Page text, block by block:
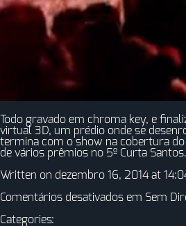
Todo gravado em chroma key, e
virtual 3D, um prédio onde se
termina com o show na cobertura do
de vários prêmios no 5º Curta Santos.
Written on dezembro 16, 2014 at
Comentários desativados em Sem
Categories: